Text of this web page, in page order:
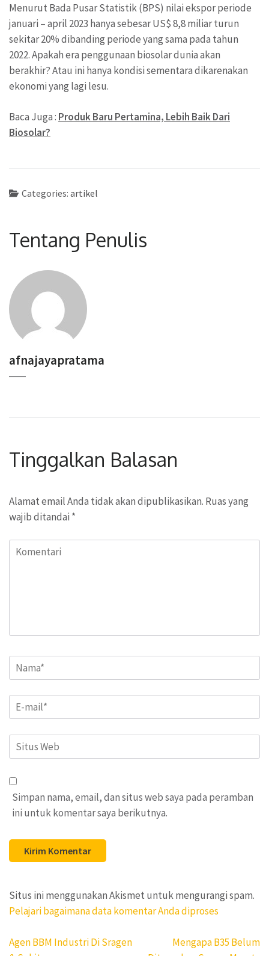
Menurut Bada Pusar Statistik (BPS) nilai ekspor periode
januari – april 2023 hanya sebesar US$ 8,8 miliar turun
sekitar 20% dibanding periode yang sama pada tahun
2022. Apakah era penggunaan biosolar dunia akan
berakhir? Atau ini hanya kondisi sementara dikarenakan
ekonomi yang lagi lesu.
Baca Juga : Produk Baru Pertamina, Lebih Baik Dari
Biosolar?
Categories: artikel
Tentang Penulis
afnajayapratama
Tinggalkan Balasan
Alamat email Anda tidak akan dipublikasikan. Ruas yang
wajib ditandai *
Komentari
Name*
Email*
Situs
Web
Simpan nama, email, dan situs web saya pada peramban
ini untuk komentar saya berikutnya.
Situs ini menggunakan Akismet untuk mengurangi spam.
Pelajari bagaimana data komentar Anda diproses
Navigasi
Agen BBM Industri Di Sragen
Mengapa B35 Belum